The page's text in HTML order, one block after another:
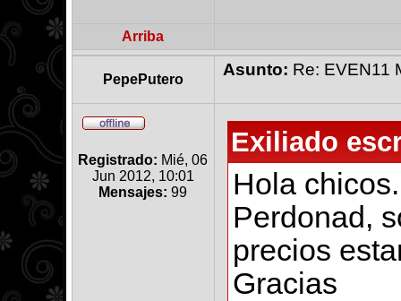
Arriba
PepePutero
Asunto: Re: EVEN11
Registrado: Mié, 06
Jun 2012, 10:01
Mensajes: 99
Exiliado
Hola chicos.
Perdonad,
precios
Gracias